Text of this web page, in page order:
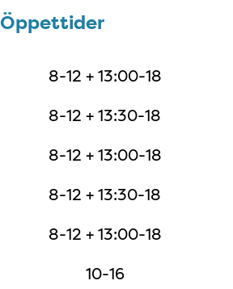
Öppettider
8-12 + 13:00-18
8-12 + 13:30-18
8-12 + 13:00-18
8-12 + 13:30-18
8-12 + 13:00-18
10-16